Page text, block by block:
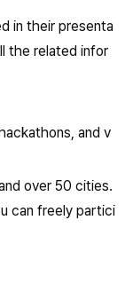
in their presenta
the related infor
and v
over 50 cities.
can freely partici